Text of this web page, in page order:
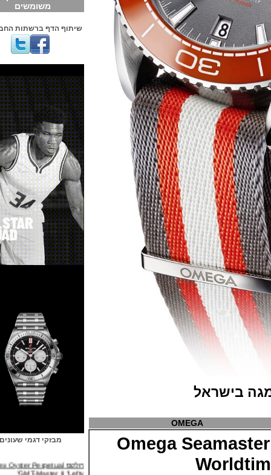
בישראל
OMEGA
Omega
משומשים
שיתוף הדף ברשתות החברתיות
מבזקי דגמי שעונים
GMT-Master II "Lefty"